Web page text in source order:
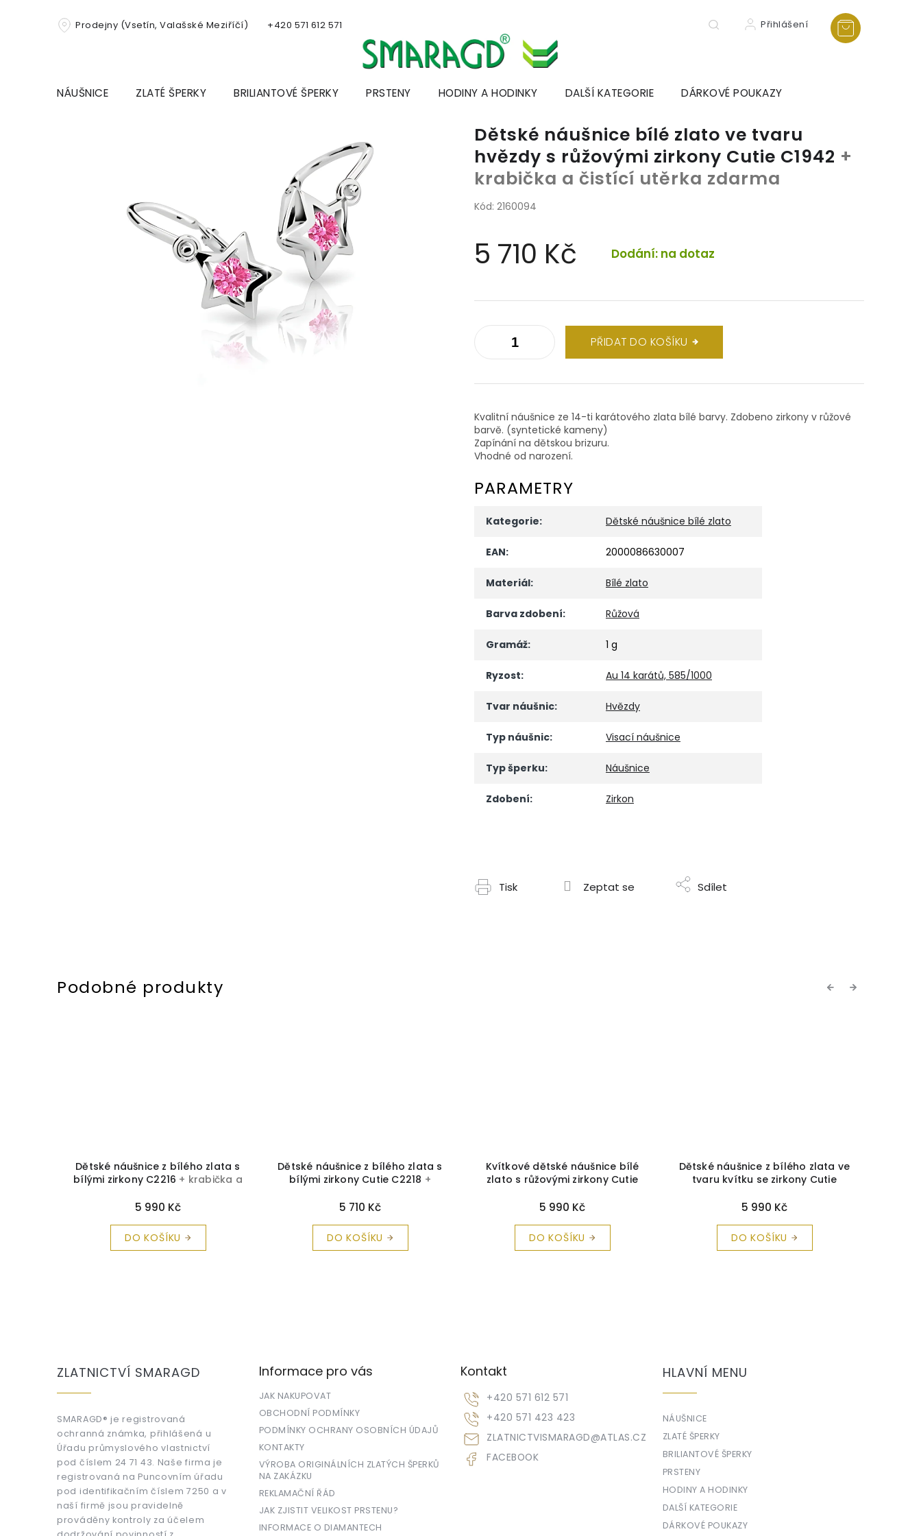
Prodejny (Vsetín, Valašské Meziříčí) +420 571 612 571 Přihlášení
NÁUŠNICE ZLATÉ ŠPERKY BRILIANTOVÉ ŠPERKY PRSTENY HODINY A HODINKY DALŠÍ KATEGORIE DÁRKOVÉ POUKAZY
Dětské náušnice bílé zlato ve tvaru
hvězdy s růžovými zirkony Cutie C1942 +
krabička a čistící utěrka zdarma
Kód: 2160094
5 710 Kč Dodání: na dotaz
PŘIDAT DO KOŠÍKU
Kvalitní náušnice ze 14-ti karátového zlata bílé barvy. Zdobeno zirkony v růžové
barvě. (syntetické kameny)
Zapínání na dětskou brizuru.
Vhodné od narození.
PARAMETRY
Kategorie: Dětské náušnice bílé zlato
EAN: 2000086630007
Materiál: Bílé zlato
Barva zdobení: Růžová
Gramáž: 1 g
Ryzost: Au 14 karátů, 585/1000
Tvar náušnic: Hvězdy
Typ náušnic: Visací náušnice
Typ šperku: Náušnice
Zdobení: Zirkon
Tisk Zeptat se Sdílet
Previous
Dětské náušnice z bílého zlata s
bílými zirkony C2216 + krabička a
5 990 Kč
DO KOŠÍKU
Dětské náušnice z bílého zlata s
bílými zirkony Cutie C2218 +
5 710 Kč
DO KOŠÍKU
Kvítkové dětské náušnice bílé
zlato s růžovými zirkony Cutie
zdarma
5 990 Kč
DO KOŠÍKU
Dětské náušnice z bílého zlata ve
tvaru kvítku se zirkony Cutie
zdarma
5 990 Kč
DO KOŠÍKU
Next
ZLATNICTVÍ SMARAGD
SMARAGD® je registrovaná
ochranná známka, přihlášená u
Úřadu průmyslového vlastnictví
pod číslem 24 71 43. Naše firma je
registrovaná na Puncovním úřadu
pod identifikačním číslem 7250 a v
naší firmě jsou pravidelně
prováděny kontroly za účelem
Informace pro vás
JAK NAKUPOVAT
OBCHODNÍ PODMÍNKY
PODMÍNKY OCHRANY OSOBNÍCH ÚDAJŮ
KONTAKTY
VÝROBA ORIGINÁLNÍCH ZLATÝCH ŠPERKŮ
NA ZAKÁZKU
REKLAMAČNÍ ŘÁD
JAK ZJISTIT VELIKOST PRSTENU?
INFORMACE O DIAMANTECH
Kontakt
ZLATNICTVISMARAGD@ATLAS.CZ
+420 571 612 571
+420 571 423 423
FACEBOOK
HLAVNÍ MENU
NÁUŠNICE
ZLATÉ ŠPERKY
BRILIANTOVÉ ŠPERKY
PRSTENY
HODINY A HODINKY
DALŠÍ KATEGORIE
DÁRKOVÉ POUKAZY